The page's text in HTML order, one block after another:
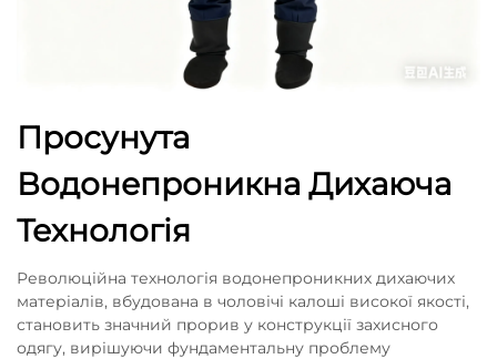
Просунута
Водонепроникна Дихаюча
Технологія
Революційна технологія водонепроникних дихаючих
матеріалів, вбудована в чоловічі калоші високої якості,
становить значний прорив у конструкції захисного
одягу, вирішуючи фундаментальну проблему